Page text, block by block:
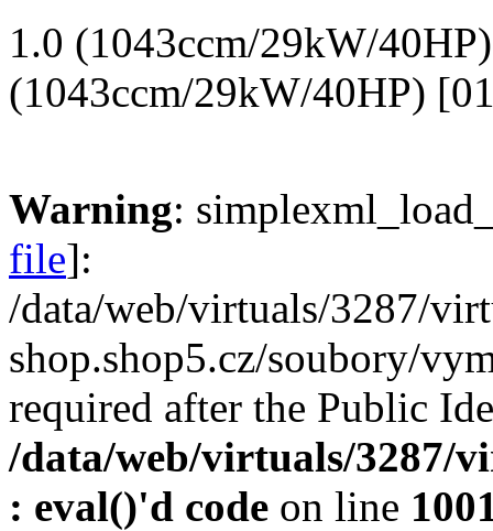
1.0 (1043ccm/29kW/
(1043ccm/29kW/40HP)
Warning:
file]:
/data/web/virtuals/3287/
shop.shop5.cz/soubory/
required after the Public
/data/web/virtuals/3287/
: eval()'d code on line